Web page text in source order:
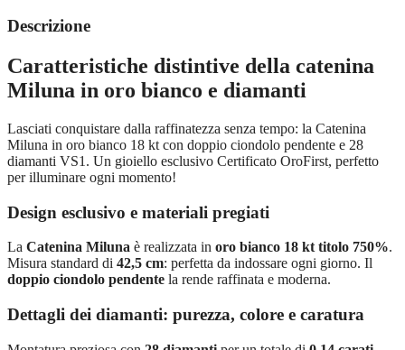
Descrizione
Caratteristiche distintive della catenina
Miluna in oro bianco e diamanti
Lasciati conquistare dalla raffinatezza senza tempo: la Catenina
Miluna in oro bianco 18 kt con doppio ciondolo pendente e 28
diamanti VS1. Un gioiello esclusivo Certificato OroFirst, perfetto
per illuminare ogni momento!
Design esclusivo e materiali pregiati
La Catenina Miluna è realizzata in oro bianco 18 kt titolo 750%.
Misura standard di 42,5 cm: perfetta da indossare ogni giorno. Il
doppio ciondolo pendente la rende raffinata e moderna.
Dettagli dei diamanti: purezza, colore e caratura